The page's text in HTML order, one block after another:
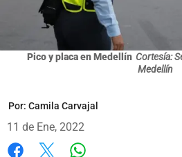
Pico y placa en Medellín Cortesía:
Medellín
Por: Camila Carvajal
11 de Ene, 2022